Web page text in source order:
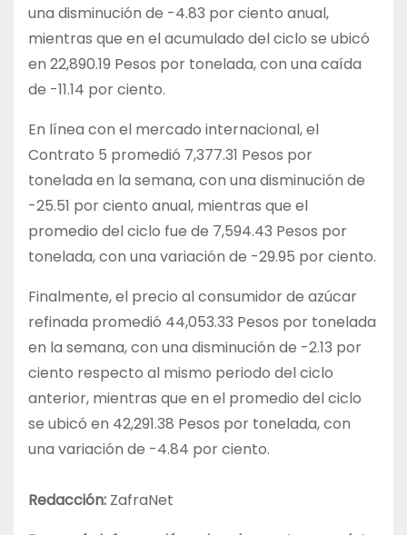
una disminución de -4.83 por ciento anual,
mientras que en el acumulado del ciclo se ubicó
en 22,890.19 Pesos por tonelada, con una caída
de -11.14 por ciento.
En línea con el mercado internacional, el
Contrato 5 promedió 7,377.31 Pesos por
tonelada en la semana, con una disminución de
-25.51 por ciento anual, mientras que el
promedio del ciclo fue de 7,594.43 Pesos por
tonelada, con una variación de -29.95 por ciento.
Finalmente, el precio al consumidor de azúcar
refinada promedió 44,053.33 Pesos por tonelada
en la semana, con una disminución de -2.13 por
ciento respecto al mismo periodo del ciclo
anterior, mientras que en el promedio del ciclo
se ubicó en 42,291.38 Pesos por tonelada, con
una variación de -4.84 por ciento.
Redacción: ZafraNet